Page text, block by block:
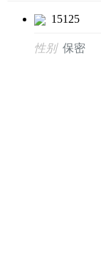
15125
性别 保密